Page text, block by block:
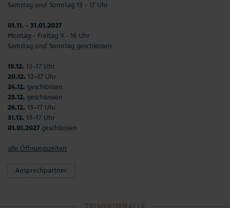
Samstag und Sonntag 13 - 17 Uhr
01.11. - 31.01.2027
Montag - Freitag 9 - 16 Uhr
Samstag und Sonntag geschlossen
19.12. 13–17 Uhr
20.12. 13–17 Uhr
24.12. geschlossen
25.12. geschlossen
26.12. 13–17 Uhr
31.12. 13–17 Uhr
01.01.2027 geschlossen
alle Öffnungszeiten
Ansprechpartner